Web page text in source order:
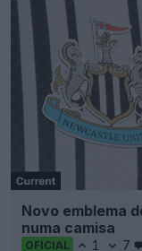
Novo emblema
numa camisa
OFICIAL 1 7